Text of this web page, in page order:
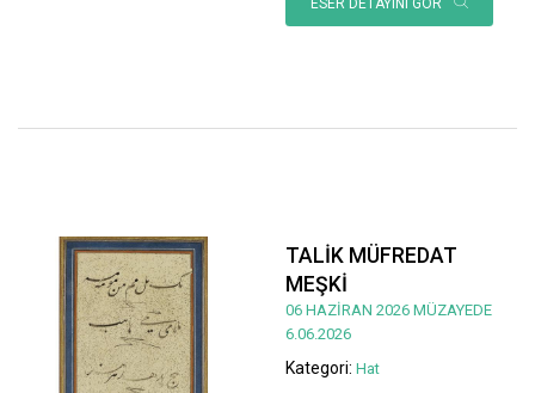
ESER DETAYINI GÖR
TALİK MÜFREDAT
MEŞKİ
06 HAZİRAN 2026 MÜZAYEDE
6.06.2026
Kategori: Hat